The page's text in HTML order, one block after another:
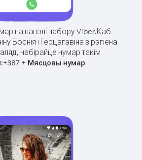
на панэлі набору Viber.Каб
Боснія і Герцагавіна з рэгіёна
набірайце нумар такім
+387 + Мясцовы нумар